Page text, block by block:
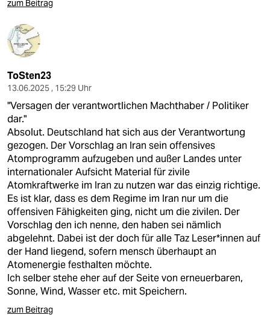
zum Beitrag
ToSten23
13.06.2025 , 15:29 Uhr
"Versagen der verantwortlichen Machthaber / Politiker
dar."
Absolut. Deutschland hat sich aus der Verantwortung
gezogen. Der Vorschlag an Iran sein offensives
Atomprogramm aufzugeben und außer Landes unter
internationaler Aufsicht Material für zivile
Atomkraftwerke im Iran zu nutzen war das einzig richtige.
Es ist klar, dass es dem Regime im Iran nur um die
offensiven Fähigkeiten ging, nicht um die zivilen. Der
Vorschlag den ich nenne, den haben sei nämlich
abgelehnt. Dabei ist der doch für alle Taz Leser*innen auf
der Hand liegend, sofern mensch überhaupt an
Atomenergie festhalten möchte.
Ich selber stehe eher auf der Seite von erneuerbaren,
Sonne, Wind, Wasser etc. mit Speichern.
zum Beitrag